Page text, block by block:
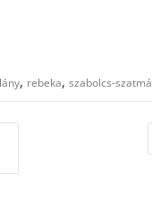
, rebeka, szabolcs-